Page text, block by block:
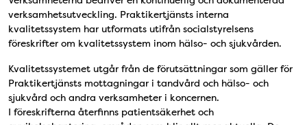
verksamhetsutveckling. Praktikertjänsts interna
kvalitetssystem har utformats utifrån socialstyrelsens
föreskrifter om kvalitetssystem inom hälso- och sjukvården.
Kvalitetssystemet utgår från de förutsättningar som gäller för
Praktikertjänsts mottagningar i tandvård och hälso- och
sjukvård och andra verksamheter i koncernen.
I föreskrifterna återfinns patientsäkerhet och